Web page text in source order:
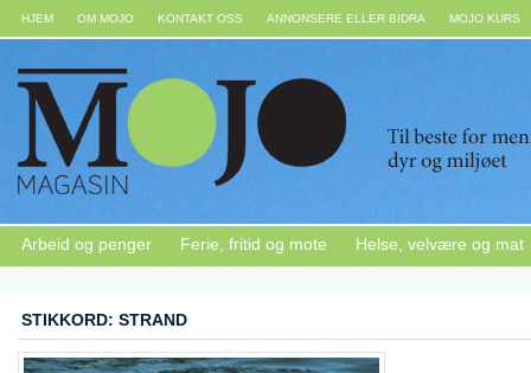
HJEM OM MOJO KONTAKT OSS ANNONSERE ELLER BIDRA MOJO KURS
Arbeid og penger Ferie, fritid og mote Helse, velvære og mat
STIKKORD: STRAND